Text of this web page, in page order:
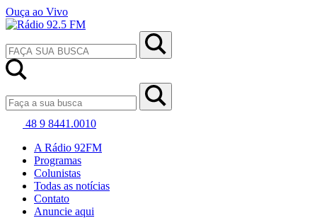
Ouça ao Vivo
48 9 8441.0010
A Rádio 92FM
Programas
Colunistas
Todas as notícias
Contato
Anuncie aqui